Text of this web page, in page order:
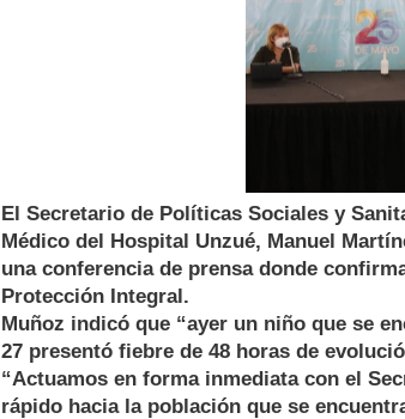
El Secretario de Políticas Sociales y
Médico del Hospital Unzué, Manuel
una conferencia de prensa donde
Protección Integral.
Muñoz indicó que “ayer un niño que se
27 presentó fiebre de 48 horas de
“Actuamos en forma inmediata con el
rápido hacia la población que se